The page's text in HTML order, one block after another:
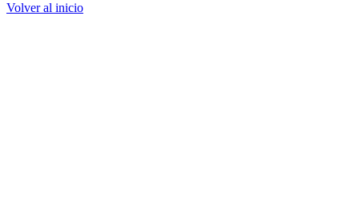
Volver al inicio